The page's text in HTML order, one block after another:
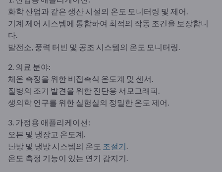
화학 산업과 같은 생산 시설의 온도 모니터링 및 제어.
기계 제어 시스템에 통합하여 최적의 작동 조건을 보장합니
다.
발전소, 풍력 터빈 및 공조 시스템의 온도 모니터링.
2. 의료 분야:
체온 측정을 위한 비접촉식 온도계 및 센서.
질병의 조기 발견을 위한 진단용 서모그래피.
생의학 연구를 위한 실험실의 정밀한 온도 제어.
3. 가정용 애플리케이션:
오븐 및 냉장고 온도계.
난방 및 냉방 시스템의 온도 조절기
온도 측정 기능이 있는 연기 감지기.